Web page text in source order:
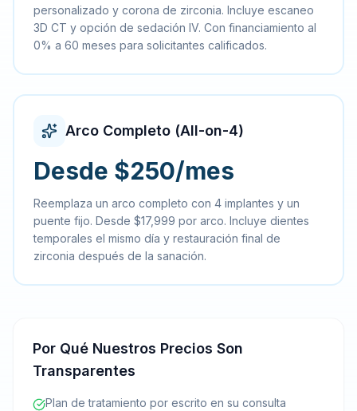
personalizado y corona de zirconia. Incluye escaneo
3D CT y opción de sedación IV. Con financiamiento al
0% a 60 meses para solicitantes calificados.
Arco Completo (All-on-4)
Desde $250/mes
Reemplaza un arco completo con 4 implantes y un
puente fijo. Desde $17,999 por arco. Incluye dientes
temporales el mismo día y restauración final de
zirconia después de la sanación.
Por Qué Nuestros Precios Son
Transparentes
Plan de tratamiento por escrito en su consulta